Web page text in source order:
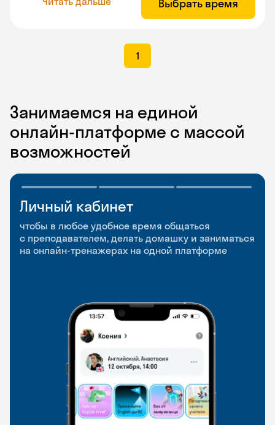
Выбрать время
1
Занимаемся на единой
онлайн-платформе с массой
возможностей
Личный кабинет
чтобы в любое удобное время общаться
с преподавателем, делать домашку и заниматься
на онлайн-тренажерах на одной платформе
Мобильное
приложение
чтобы заниматься и изучать новые слова где
и когда удобно
Разговорные клубы
и Talks
Групповые занятия для разговорной практики
и индивидуальные встречи с преподавателями